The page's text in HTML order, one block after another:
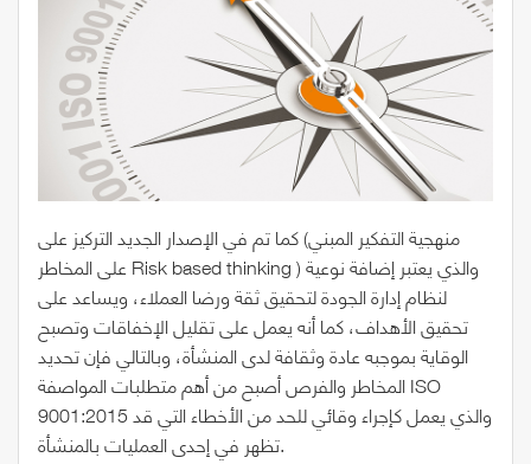
كما تم في الإصدار الجديد التركيز على (منهجية التفكير المبني
على المخاطر Risk based thinking ) والذي يعتبر إضافة نوعية
لنظام إدارة الجودة لتحقيق ثقة ورضا العملاء، ويساعد على
تحقيق الأهداف، كما أنه يعمل على تقليل الإخفاقات وتصبح
الوقاية بموجبه عادة وثقافة لدى المنشأة، وبالتالي فإن تحديد
المخاطر والفرص أصبح من أهم متطلبات المواصفة ISO
9001:2015 والذي يعمل كإجراء وقائي للحد من الأخطاء التي قد
تظهر في إحدى العمليات بالمنشأة.